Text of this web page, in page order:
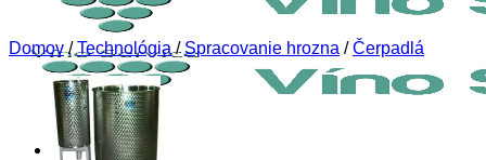
Domov / Technológia / Spracovanie hrozna / Čerpadlá